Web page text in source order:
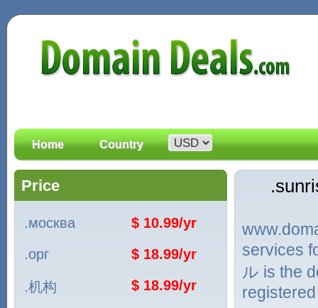
Home Country
Price
.москва
$ 10.99/yr
.орг
$ 18.99/yr
.机构 $ 18.99/yr
services
ル is the